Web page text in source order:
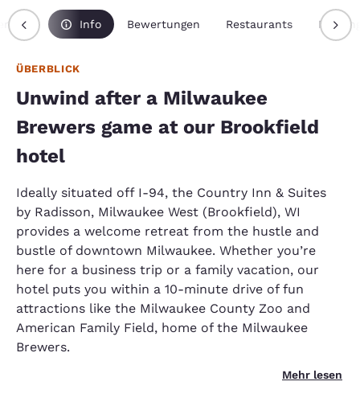
Info Bewertungen Restaurants
ÜBERBLICK
Unwind after a Milwaukee
Brewers game at our Brookfield
hotel
Ideally situated off I-94, the Country Inn & Suites
by Radisson, Milwaukee West (Brookfield), WI
provides a welcome retreat from the hustle and
bustle of downtown Milwaukee. Whether you’re
here for a business trip or a family vacation, our
hotel puts you within a 10-minute drive of fun
attractions like the Milwaukee County Zoo and
American Family Field, home of the Milwaukee
Brewers.
Mehr lesen